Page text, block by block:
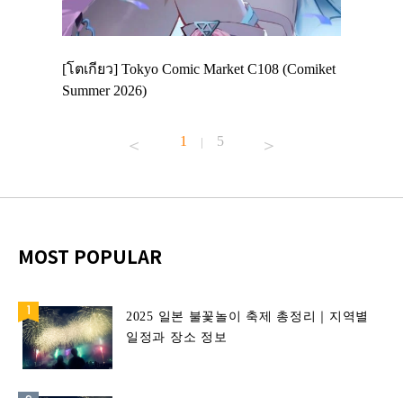
[โตเกียว] Tokyo Comic Market C108 (Comiket
Summer 2026)
1 | 5
MOST POPULAR
2025 일본 불꽃놀이 축제 총정리｜지역별
일정과 장소 정보